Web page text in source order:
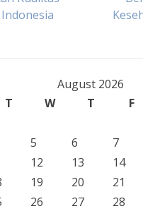
August 2026
T W T F
5 6 7
12 13 14
19 20 21
26 27 28